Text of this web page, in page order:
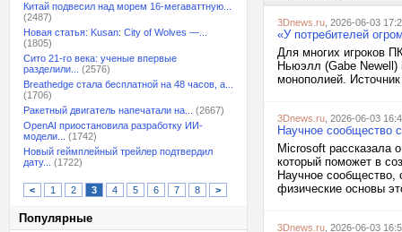
Китай подвесил над морем 16-мегаваттную...
(2487)
Новая статья: Kusan: City of Wolves —...
(1805)
Сито 21-го века: ученые впервые
разделили...
(2576)
Breathedge стала бесплатной на 48 часов, а...
(1706)
Ракетный двигатель напечатали на...
(2667)
OpenAI приостановила разработку ИИ-
модели...
(1742)
Новый геймплейный трейлер подтвердил
дату...
(1722)
< 1 2 3 4 5 6 7 8 >
Популярные
3Dnews.ru , 2026-06-03
«У потребителей
Для многих игроков
Ньюэлл (Gabe Newell)
монополией.
3Dnews.ru , 2026-06-03
Научное сообщество
Microsoft рассказала
который поможет в
Научное сообщество,
физические основы
3Dnews.ru , 2026-06-03